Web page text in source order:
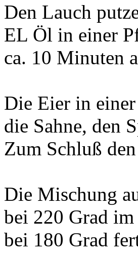
Den Lauch
EL Öl in einer
ca. 10 Minuten
Die Eier in
die Sahne, den
Zum Schluß
Die Mischung
bei 220 Grad
bei 180 Grad